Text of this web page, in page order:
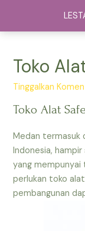
konten
Toko
Tinggalkan
Toko Alat
Medan termasuk
Indonesia,
yang mempunyai
perlukan toko
pembangunan